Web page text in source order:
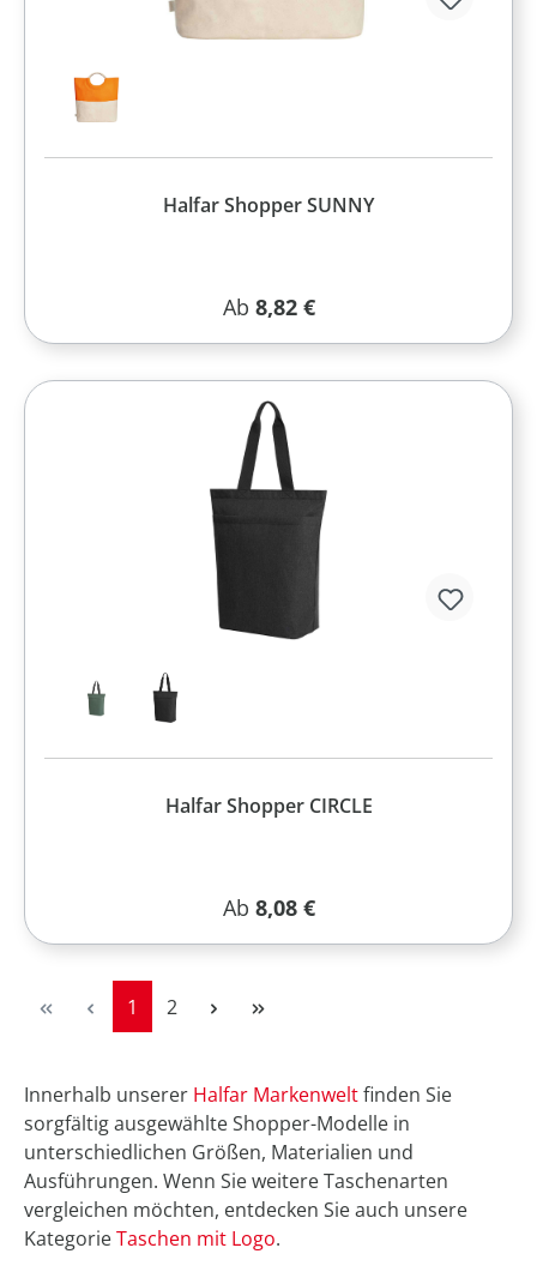
Halfar Shopper SUNNY
Regulärer Preis:
Ab 8,82 €
Halfar Shopper CIRCLE
Regulärer Preis:
Ab 8,08 €
Seite
1 Seite
2
Innerhalb unserer Halfar Markenweltfinden Sie
sorgfältig ausgewählte Shopper-Modelle in
unterschiedlichen Größen, Materialien und
Ausführungen. Wenn Sie weitere Taschenarten
vergleichen möchten, entdecken Sie auch unsere
KategorieTaschen mit Logo.